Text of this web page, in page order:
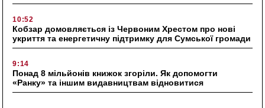
10:52
Кобзар домовляється із Червоним Хрестом про нові
укриття та енергетичну підтримку для Сумської громади
9:14
Понад 8 мільйонів книжок згоріли. Як допомогти
«Ранку» та іншим видавництвам відновитися